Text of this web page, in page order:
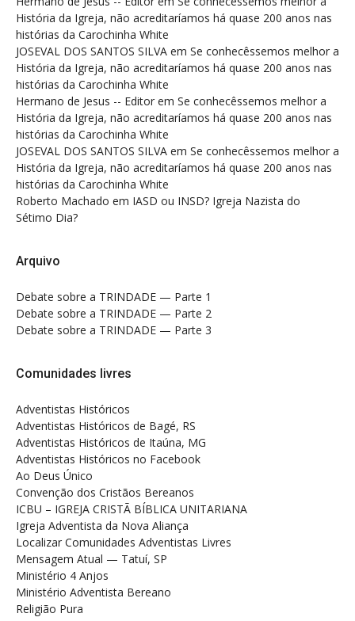
História da Igreja, não acreditaríamos há quase 200 anos nas
histórias da Carochinha White
JOSEVAL DOS SANTOS SILVA em Se conhecêssemos melhor a
História da Igreja, não acreditaríamos há quase 200 anos nas
histórias da Carochinha White
Hermano de Jesus -- Editor em Se conhecêssemos melhor a
História da Igreja, não acreditaríamos há quase 200 anos nas
histórias da Carochinha White
JOSEVAL DOS SANTOS SILVA em Se conhecêssemos melhor a
História da Igreja, não acreditaríamos há quase 200 anos nas
histórias da Carochinha White
Roberto Machado em IASD ou INSD? Igreja Nazista do
Sétimo Dia?
Arquivo
Debate sobre a TRINDADE — Parte 1
Debate sobre a TRINDADE — Parte 2
Debate sobre a TRINDADE — Parte 3
Comunidades livres
Adventistas Históricos
Adventistas Históricos de Bagé, RS
Adventistas Históricos de Itaúna, MG
Adventistas Históricos no Facebook
Ao Deus Único
Convenção dos Cristãos Bereanos
ICBU – IGREJA CRISTÃ BÍBLICA UNITARIANA
Igreja Adventista da Nova Aliança
Localizar Comunidades Adventistas Livres
Mensagem Atual — Tatuí, SP
Ministério 4 Anjos
Ministério Adventista Bereano
Religião Pura